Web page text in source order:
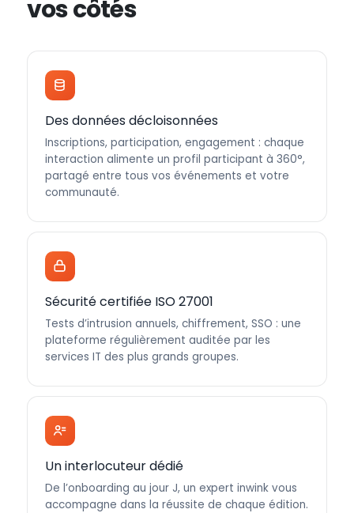
vos côtés
Des données décloisonnées
Inscriptions, participation, engagement : chaque
interaction alimente un profil participant à 360°,
partagé entre tous vos événements et votre
communauté.
Sécurité certifiée ISO 27001
Tests d’intrusion annuels, chiffrement, SSO : une
plateforme régulièrement auditée par les
services IT des plus grands groupes.
Un interlocuteur dédié
De l’onboarding au jour J, un expert inwink vous
accompagne dans la réussite de chaque édition.